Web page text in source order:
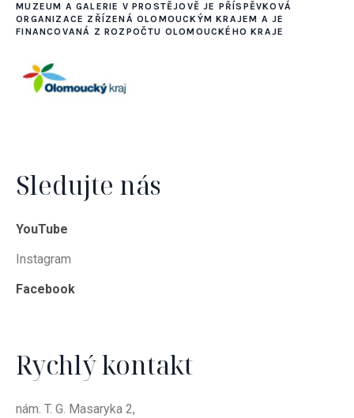
MUZEUM A GALERIE V PROSTĚJOVĚ JE PŘÍSPĚVKOVÁ
ORGANIZACE ZŘÍZENÁ OLOMOUCKÝM KRAJEM A JE
FINANCOVANÁ Z ROZPOČTU OLOMOUCKÉHO KRAJE
Sledujte nás
YouTube
Instagram
Facebook
Rychlý kontakt
nám. T. G. Masaryka 2,